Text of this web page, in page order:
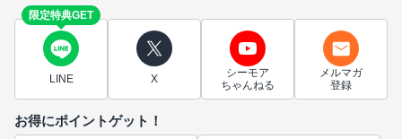
限定特典GET
LINE X
シーモア
ちゃんねる
メルマガ
登録
お得にポイントゲット！